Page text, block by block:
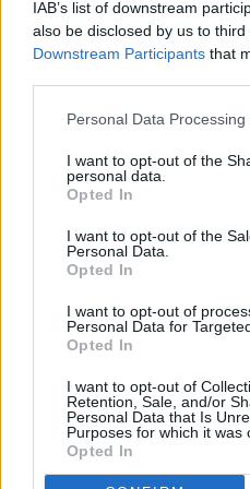
IAB’s list of downstream
also be disclosed by us to
Downstream Participants that
Personal Data
I want to opt-out of the
personal data.
Opted In
I want to opt-out of the
Personal Data.
Opted In
I want to opt-out of
Personal Data for
Opted In
I want to opt-out of
Retention, Sale, and/or
Personal Data that Is
Purposes for which it was
Opted In
βρεθείς. Ο αέρας
ενέργεια, η λάμψη σου
και το χάρισμά σου να
ένστικτό σου σε
υποσχέσεις. Στις
φιλοδοξίες, η τύχη σε
ευκαιρίες που δίνουν
Η φλόγα της
καρδιά σου χτυπάει